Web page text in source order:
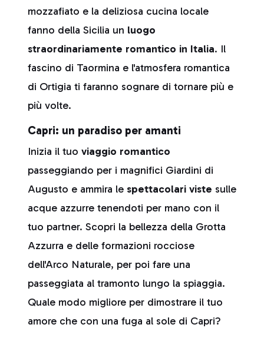
mozzafiato e la deliziosa cucina locale
fanno della Sicilia un luogo
straordinariamente romantico in Italia. Il
fascino di Taormina e l'atmosfera romantica
di Ortigia ti faranno sognare di tornare più e
più volte.
Capri: un paradiso per amanti
Inizia il tuo viaggio romantico
passeggiando per i magnifici Giardini di
Augusto e ammira le spettacolari viste sulle
acque azzurre tenendoti per mano con il
tuo partner. Scopri la bellezza della Grotta
Azzurra e delle formazioni rocciose
dell'Arco Naturale, per poi fare una
passeggiata al tramonto lungo la spiaggia.
Quale modo migliore per dimostrare il tuo
amore che con una fuga al sole di Capri?